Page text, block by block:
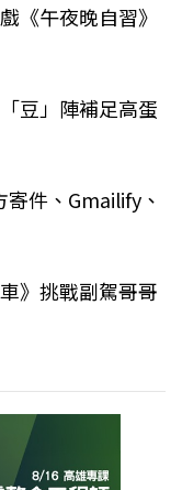
《午夜晚自習》
豆」陣補足高蛋
件、Gmailify、
》挑戰副駕哥哥